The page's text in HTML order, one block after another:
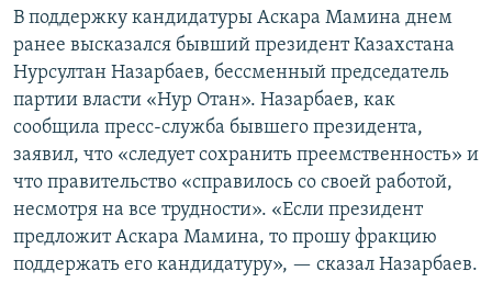
В поддержку кандидатуры Аскара Мамина днем
ранее высказался бывший президент Казахстана
Нурсултан Назарбаев, бессменный председатель
партии власти «Нур Отан». Назарбаев, как
сообщила пресс-служба бывшего президента,
заявил, что «следует сохранить преемственность» и
что правительство «справилось со своей работой,
несмотря на все трудности». «Если президент
предложит Аскара Мамина, то прошу фракцию
поддержать его кандидатуру», — сказал Назарбаев.